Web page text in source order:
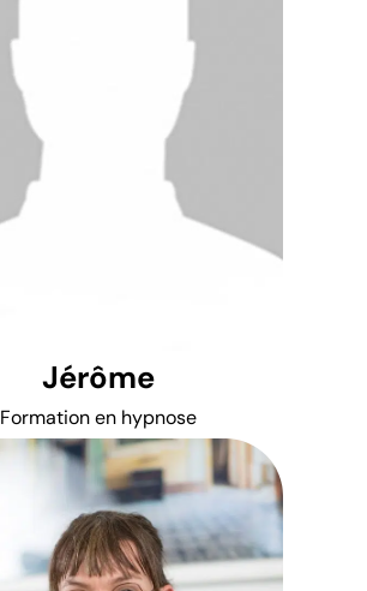
Jérôme
Formation en hypnose